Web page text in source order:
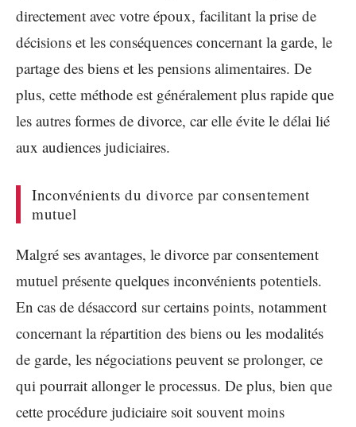
directement avec votre époux, facilitant la prise de
décisions et les conséquences concernant la garde, le
partage des biens et les pensions alimentaires. De
plus, cette méthode est généralement plus rapide que
les autres formes de divorce, car elle évite le délai lié
aux audiences judiciaires.
Inconvénients du divorce par consentement
mutuel
Malgré ses avantages, le divorce par consentement
mutuel présente quelques inconvénients potentiels.
En cas de désaccord sur certains points, notamment
concernant la répartition des biens ou les modalités
de garde, les négociations peuvent se prolonger, ce
qui pourrait allonger le processus. De plus, bien que
cette procédure judiciaire soit souvent moins